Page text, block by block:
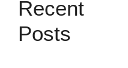
Recent
Posts